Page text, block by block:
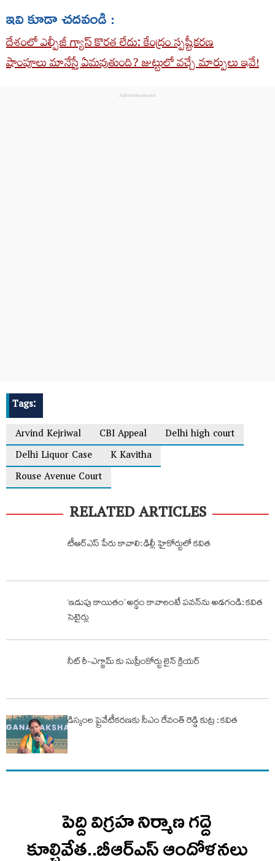
ఇవి కూడా చదవండి :
దేశంలో ఎల్పీజీ గ్యాస్ కొరత లేదు: కేంద్రం స్పష్టీకరణ
షాంపూలు మానేస్తే ఏమవుతుంది? జుట్టులో వచ్చే మార్పులు ఇవే!
Tags:
Arvind Kejriwal
CBI Appeal
Delhi high court
Delhi Liquor Case
K Kavitha
Rouse Avenue Court
RELATED ARTICLES
టీఆర్ఎస్ పేరు కావాలి: ఢిల్లీ హైకోర్టులో కవిత
‘ఇడుపు కాయితం’ అర్థం కావాలంటే పవన్‌ను అడగండి: కవిత
సెటైర్లు
నీట్‌ రీ-ఎగ్జామ్‌ కు సుప్రీంకోర్టు లైన్ క్లియర్
డిస్కంల ప్రైవేటీకరణకు సీఎం రేవంత్ రెడ్డి కుట్ర : కవిత
పెద్ది విగ్రహ నిర్మాణ గద్దె
కూల్చివేత..బీఆర్ఎస్ ఆందోళనలు